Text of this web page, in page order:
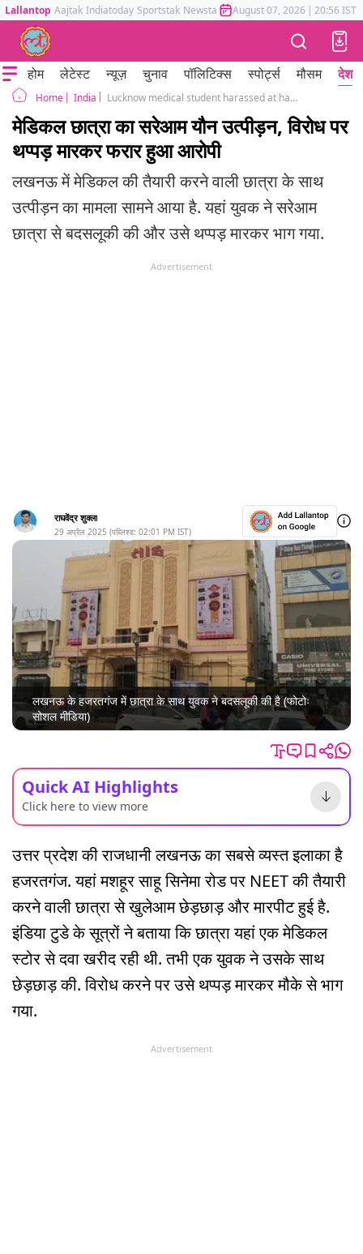
Lallantop Aajtak Indiatoday Sportstak Newstak Mumbai Tak Astrotak
August 07, 2026 | 20:56 IST
होम लेटेस्ट न्यूज़ चुनाव पॉलिटिक्स स्पोर्ट्स मौसम देश
Home India Lucknow medical student harassed at hazratganj accused ran away after slapping her
मेडिकल छात्रा का सरेआम यौन उत्पीड़न, विरोध पर
थप्पड़ मारकर फरार हुआ आरोपी
लखनऊ में मेडिकल की तैयारी करने वाली छात्रा के साथ
उत्पीड़न का मामला सामने आया है. यहां युवक ने सरेआम
छात्रा से बदसलूकी की और उसे थप्पड़ मारकर भाग गया.
Advertisement
राघवेंद्र शुक्ला
29 अप्रैल 2025 (पब्लिश्ड: 02:01 PM IST)
लखनऊ के हजरतगंज में छात्रा के साथ युवक ने बदसलूकी की है (फोटोः
सोशल मीडिया)
Quick AI Highlights
Click here to view more
उत्तर प्रदेश की राजधानी लखनऊ का सबसे व्यस्त इलाका है
हजरतगंज. यहां मशहूर साहू सिनेमा रोड पर NEET की तैयारी
करने वाली छात्रा से खुलेआम छेड़छाड़ और मारपीट हुई है.
इंडिया टुडे के सूत्रों ने बताया कि छात्रा यहां एक मेडिकल
स्टोर से दवा खरीद रही थी. तभी एक युवक ने उसके साथ
छेड़छाड़ की. विरोध करने पर उसे थप्पड़ मारकर मौके से भाग
गया.
Advertisement